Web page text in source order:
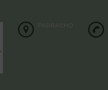
PARRACHO